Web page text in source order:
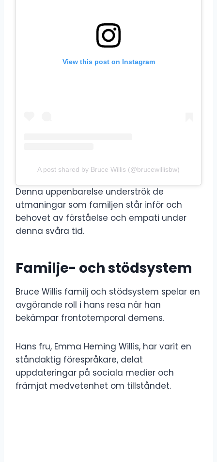
View this post on Instagram
A post shared by Bruce Willis (@brucewillisbw)
Denna uppenbarelse underströk de
utmaningar som familjen står inför och
behovet av förståelse och empati under
denna svåra tid.
Familje- och stödsystem
Bruce Willis familj och stödsystem spelar en
avgörande roll i hans resa när han
bekämpar frontotemporal demens.
Hans fru, Emma Heming Willis, har varit en
ståndaktig förespråkare, delat
uppdateringar på sociala medier och
främjat medvetenhet om tillståndet.